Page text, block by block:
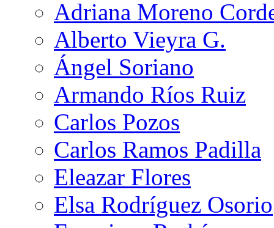
Adriana Moreno
Alberto Vieyra G.
Ángel Soriano
Armando Ríos Ruiz
Carlos Pozos
Carlos Ramos Padilla
Eleazar Flores
Elsa Rodríguez Osorio